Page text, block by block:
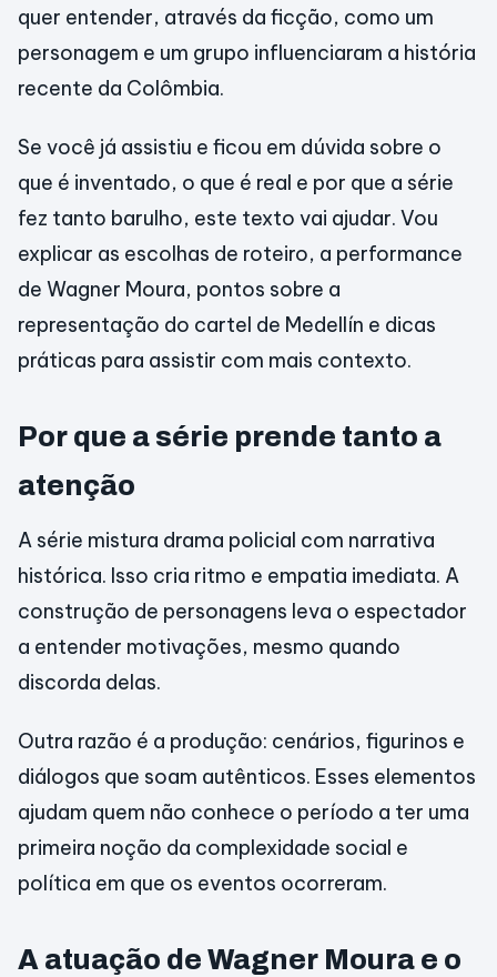
quer entender, através da ficção, como um
personagem e um grupo influenciaram a história
recente da Colômbia.
Se você já assistiu e ficou em dúvida sobre o
que é inventado, o que é real e por que a série
fez tanto barulho, este texto vai ajudar. Vou
explicar as escolhas de roteiro, a performance
de Wagner Moura, pontos sobre a
representação do cartel de Medellín e dicas
práticas para assistir com mais contexto.
Por que a série prende tanto a
atenção
A série mistura drama policial com narrativa
histórica. Isso cria ritmo e empatia imediata. A
construção de personagens leva o espectador
a entender motivações, mesmo quando
discorda delas.
Outra razão é a produção: cenários, figurinos e
diálogos que soam autênticos. Esses elementos
ajudam quem não conhece o período a ter uma
primeira noção da complexidade social e
política em que os eventos ocorreram.
A atuação de Wagner Moura e o